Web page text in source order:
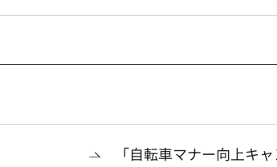
「自転車マナー向上キ